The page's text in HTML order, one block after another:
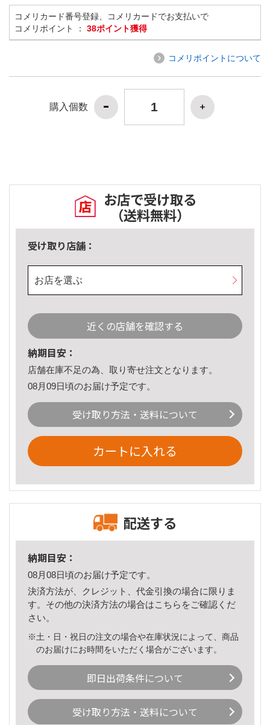
コメリカード番号登録、コメリカードでお支払いで
コメリポイント ： 38ポイント獲得
コメリポイントについて
購入個数
お店で受け取る
（送料無料）
受け取り店舗：
お店を選ぶ
近くの店舗を確認する
納期目安：
店舗在庫不足の為、取り寄せ注文となります。
08月09日頃のお届け予定です。
受け取り方法・送料について
カートに入れる
配送する
納期目安：
08月08日頃のお届け予定です。
決済方法が、クレジット、代金引換の場合に限りま
す。その他の決済方法の場合はこちら をご確認くだ
さい。
※土・日・祝日の注文の場合や在庫状況によって、商品
のお届けにお時間をいただく場合がございます。
即日出荷条件について
受け取り方法・送料について